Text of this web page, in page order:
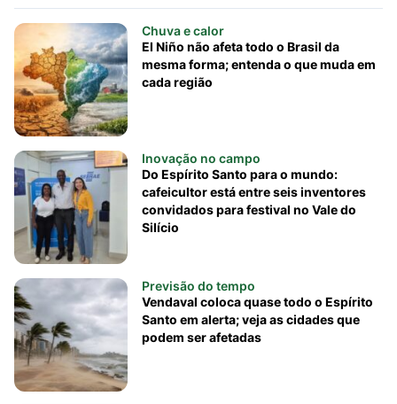
Chuva e calor
El Niño não afeta todo o Brasil da
mesma forma; entenda o que muda em
cada região
Inovação no campo
Do Espírito Santo para o mundo:
cafeicultor está entre seis inventores
convidados para festival no Vale do
Silício
Previsão do tempo
Vendaval coloca quase todo o Espírito
Santo em alerta; veja as cidades que
podem ser afetadas